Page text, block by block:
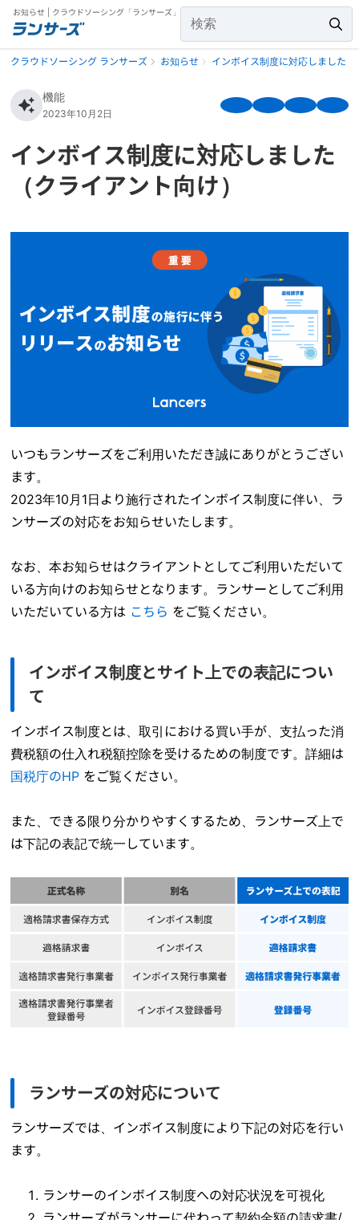
お知らせ | クラウドソーシング「ランサーズ」
クラウドソーシング ランサーズ お知らせ インボイス制度に対応しました
機能
2023年10月2日
インボイス制度に対応しました
（クライアント向け）
いつもランサーズをご利用いただき誠にありがとうござい
ます。
2023年10月1日より施行されたインボイス制度に伴い、ラ
ンサーズの対応をお知らせいたします。
なお、本お知らせはクライアントとしてご利用いただいて
いる方向けのお知らせとなります。ランサーとしてご利用
いただいている方は こちら をご覧ください。
インボイス制度とサイト上での表記につい
て
インボイス制度とは、取引における買い手が、支払った消
費税額の仕入れ税額控除を受けるための制度です。詳細は
国税庁のHP をご覧ください。
また、できる限り分かりやすくするため、ランサーズ上で
は下記の表記で統一しています。
ランサーズの対応について
ランサーズでは、インボイス制度により下記の対応を行い
ます。
ランサーのインボイス制度への対応状況を可視化